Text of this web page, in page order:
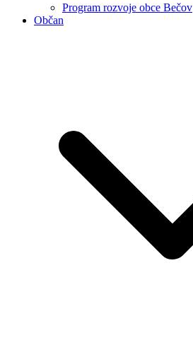
Program rozvoje obce Bečov
Občan